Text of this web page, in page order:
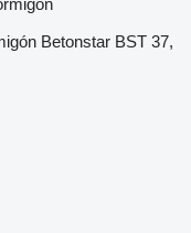
Betonstar BST 37,